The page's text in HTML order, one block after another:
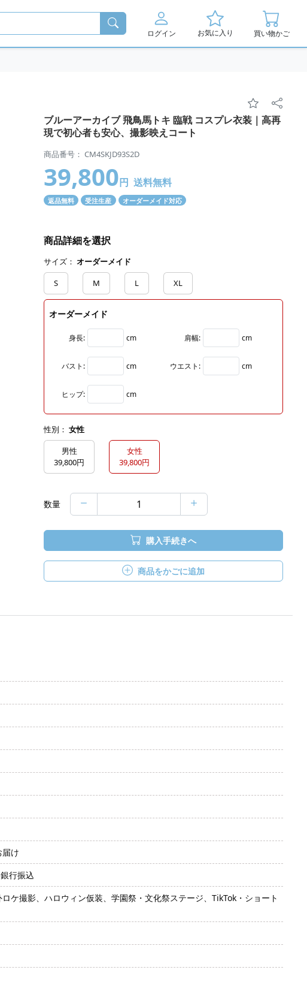
ログイン お気に入り 買い物かご
ブルーアーカイブ 飛鳥馬トキ 臨戦 コスプレ衣装｜高再
現で初心者も安心、撮影映えコート
商品番号： CM4SKJD93S2D
39,800円 送料無料
返品無料 受注生産 オーダーメイド対応
商品詳細を選択
サイズ： オーダーメイド
S
M L XL
オーダーメイド
身長: cm 肩幅: cm
バスト: cm ウエスト: cm
ヒップ: cm
性別： 女性
男性
39,800円
女性
39,800円
数量
購入手続きへ
商品をかごに追加
け
行振込
ケ撮影、ハロウィン仮装、学園祭・文化祭ステージ、TikTok・ショート